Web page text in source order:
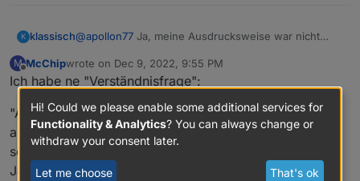
K klassisch@apollon77 Ja, meine Ausdrucksweise war nicht
Service Managers :-) gewählt "Automatischer Start"
und "Manueller Start". Vielleicht hätte es auch explizit
M
Offline
McChipwrote on Dec 9, 2022, 9:55 PM
last edited by
Ich habe ne "Verständnisfrage":
"Aufgrund von Limitierungen, welche uns von Paypal
auferlegt werden, ist ein "Stacking" von Lizenzen nur
soweit möglich, das das Laufzeitende weniger als 2
Jahre in der Zukunft ist. Wir können hier leider nichts
Hi! Could we please enable some additional services for
Functionality & Analytics? You can always change or
withdraw your consent later.
Let me choose That's ok